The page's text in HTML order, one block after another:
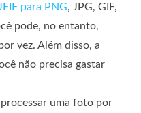
JFIF para PNG, JPG, GIF,
pode, no entanto,
vez. Além disso, a
não precisa gastar
uma foto por